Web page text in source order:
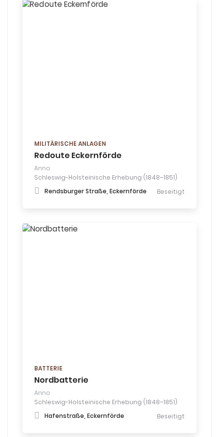
MILITÄRISCHE ANLAGEN
Redoute Eckernförde
Anno
Schleswig-Holsteinische Erhebung (1848–1851)
Rendsburger Straße, Eckernförde
Beseitigt
BATTERIE
Nordbatterie
Anno
Schleswig-Holsteinische Erhebung (1848–1851)
Hafenstraße, Eckernförde
Beseitigt